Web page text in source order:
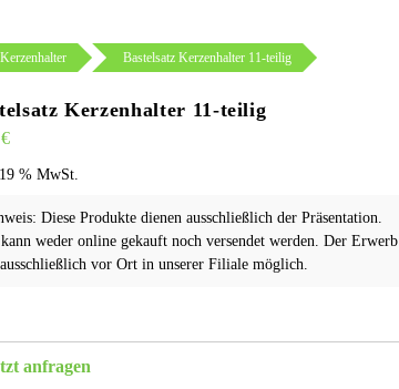
Kerzenhalter Bastelsatz Kerzenhalter 11-teilig
Kerzenhalter 11-teilig
€
% MwSt.
Diese Produkte dienen ausschließlich der Präsentation.
weder online gekauft noch versendet werden. Der Erwerb
vor Ort in unserer Filiale möglich.
anfragen